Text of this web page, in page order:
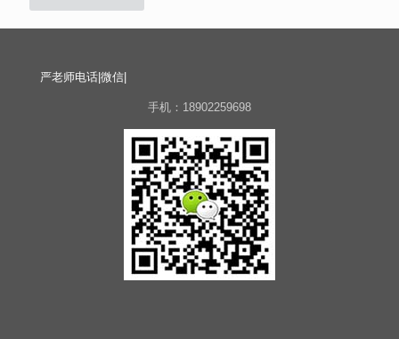
严老师电话|微信|
手机：18902259698